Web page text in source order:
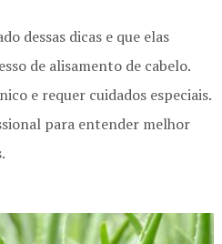
dessas dicas e que elas
de alisamento de cabelo.
e requer cuidados especiais.
para entender melhor